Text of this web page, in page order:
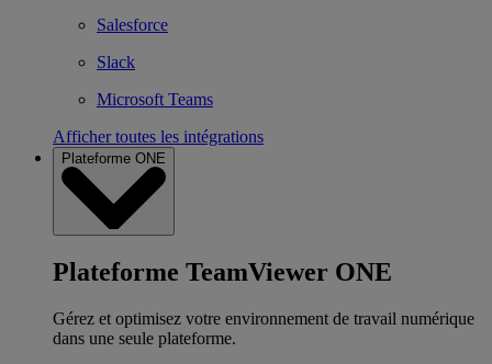
Salesforce
Slack
Microsoft Teams
Afficher toutes les intégrations
Plateforme ONE
Plateforme TeamViewer ONE
Gérez et optimisez votre environnement de travail numérique
dans une seule plateforme.